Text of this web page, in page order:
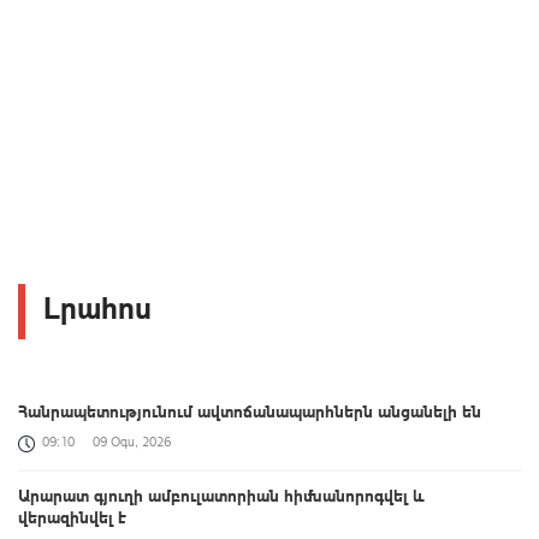
Լրահոս
Հանրապետությունում ավտոճանապարհներն անցանելի են
09:10 09 Օգս, 2026
Արարատ գյուղի ամբուլատորիան հիմնանորոգվել և
վերազինվել է